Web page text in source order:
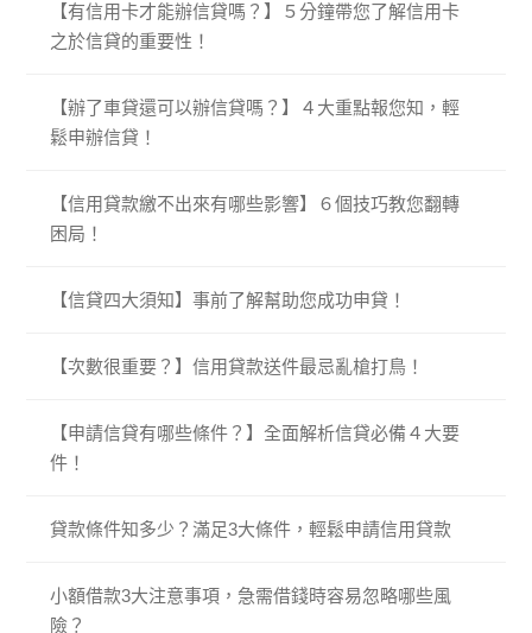
【有信用卡才能辦信貸嗎？】５分鐘帶您了解信用卡
之於信貸的重要性！
【辦了車貸還可以辦信貸嗎？】４大重點報您知，輕
鬆申辦信貸！
【信用貸款繳不出來有哪些影響】６個技巧教您翻轉
困局！
【信貸四大須知】事前了解幫助您成功申貸！
【次數很重要？】信用貸款送件最忌亂槍打鳥！
【申請信貸有哪些條件？】全面解析信貸必備４大要
件！
貸款條件知多少？滿足3大條件，輕鬆申請信用貸款
小額借款3大注意事項，急需借錢時容易忽略哪些風
險？